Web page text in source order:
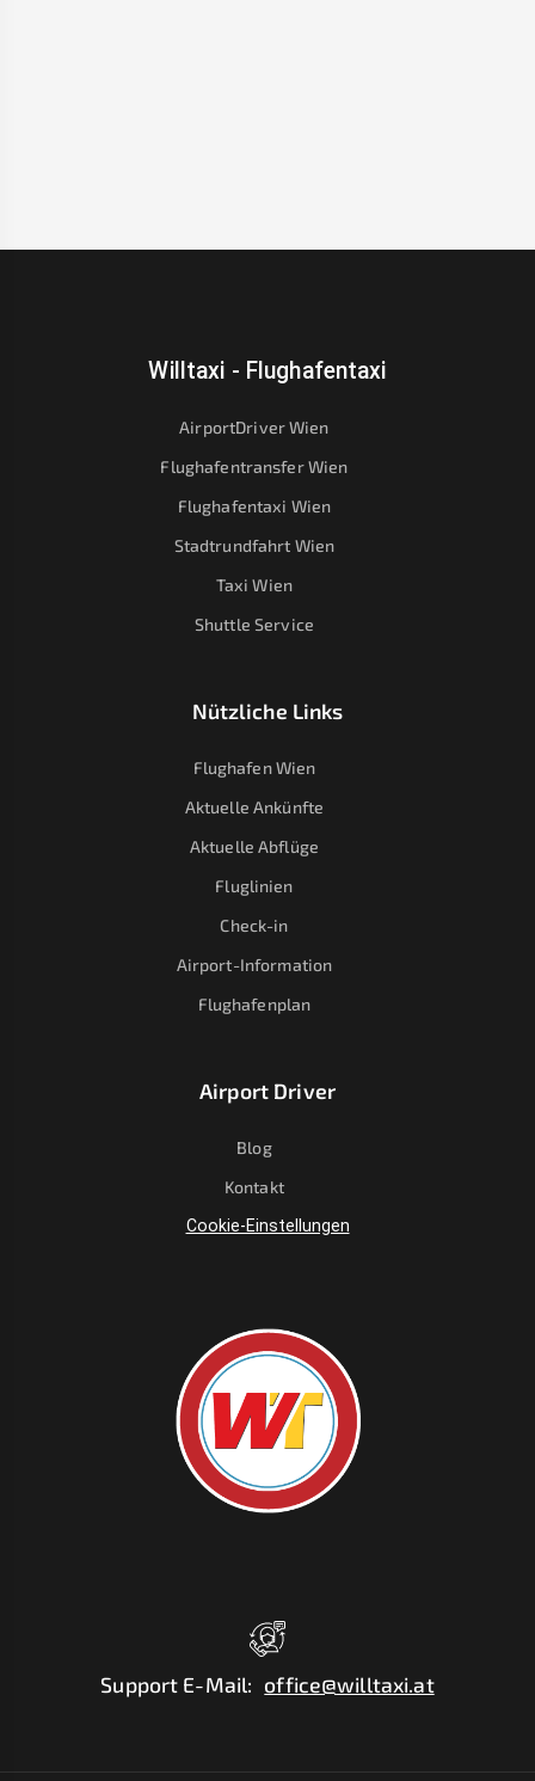
Willtaxi - Flughafentaxi
AirportDriver Wien
Flughafentransfer Wien
Flughafentaxi Wien
Stadtrundfahrt Wien
Taxi Wien
Shuttle Service
Nützliche Links
Flughafen Wien
Aktuelle Ankünfte
Aktuelle Abflüge
Fluglinien
Check-in
Airport-Information
Flughafenplan
Airport Driver
Blog
Kontakt
Cookie-Einstellungen
Support E-Mail: office@willtaxi.at